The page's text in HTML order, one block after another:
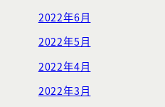
2022年6月
2022年5月
2022年4月
2022年3月